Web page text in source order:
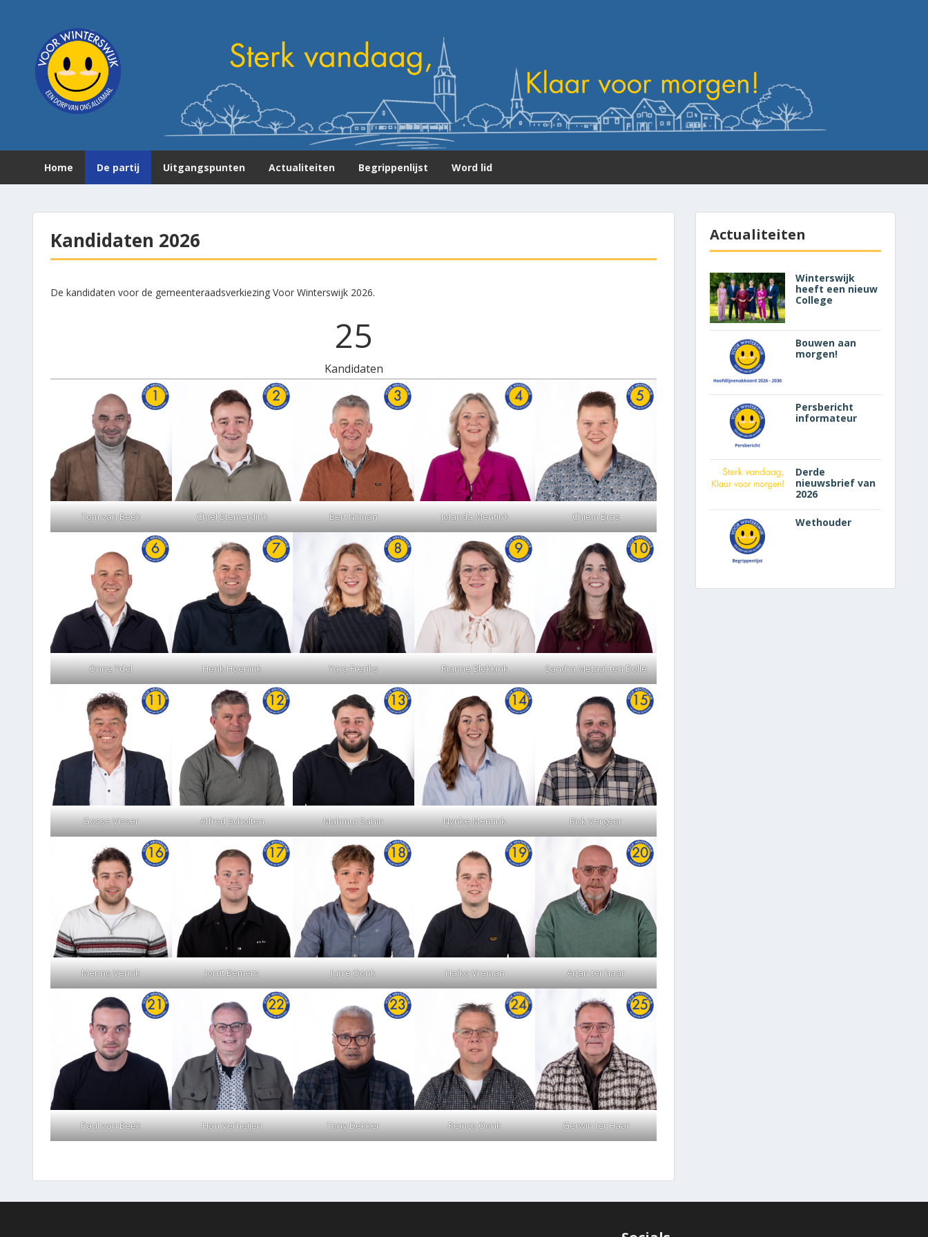
Home De partij Uitgangspunten Actualiteiten Begrippenlijst Word lid
Kandidaten 2026
De kandidaten voor de gemeenteraadsverkiezing Voor Winterswijk 2026.
25
Kandidaten
Tom van Beek Chiel Stemerdink Bert Nijman Jolanda Mentink Chiem Bras
Onne Ydel Henk Hoenink Yara Freriks Rianne Blekkink Sandra Metaal-ten Dolle
Gosse Visser Alfred Scholten Mahmut Sahin Nynke Mentink Rick Vergeer
Menno Verink Jorrit Bemers Jurre Oonk Haiko Vreman Arjan ter haar
Paul van Beek Han Verheijen Tony Dekker Remco Oonk Gerwin ter Haar
Actualiteiten
Winterswijk
heeft een nieuw
College
Bouwen aan
morgen!
Persbericht
informateur
Derde
nieuwsbrief van
2026
Wethouder